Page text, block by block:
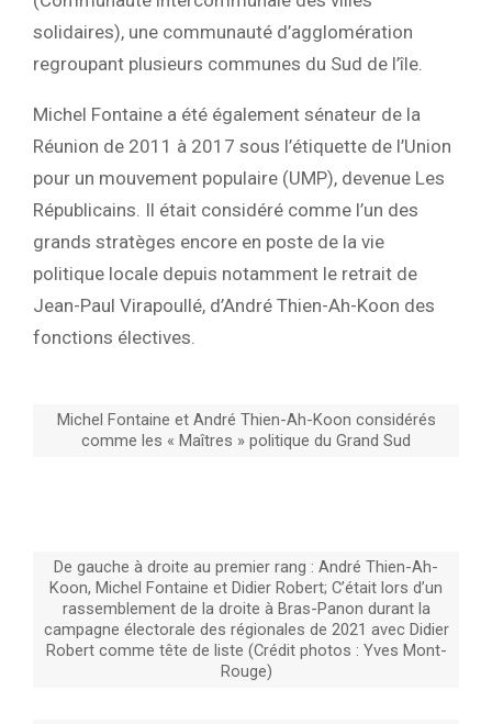
solidaires), une communauté d’agglomération
regroupant plusieurs communes du Sud de l’île.
Michel Fontaine a été également sénateur de la
Réunion de 2011 à 2017 sous l’étiquette de l’Union
pour un mouvement populaire (UMP), devenue Les
Républicains. Il était considéré comme l’un des
grands stratèges encore en poste de la vie
politique locale depuis notamment le retrait de
Jean-Paul Virapoullé, d’André Thien-Ah-Koon des
fonctions électives.
Michel Fontaine et André Thien-Ah-Koon considérés
comme les « Maîtres » politique du Grand Sud
De gauche à droite au premier rang : André Thien-Ah-
Koon, Michel Fontaine et Didier Robert; C’était lors d’un
rassemblement de la droite à Bras-Panon durant la
campagne électorale des régionales de 2021 avec Didier
Robert comme tête de liste (Crédit photos : Yves Mont-
Rouge)